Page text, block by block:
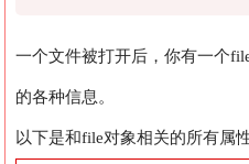
一个文件被打开后，你有一个
的各种信息。
以下是和file对象相关的所有属